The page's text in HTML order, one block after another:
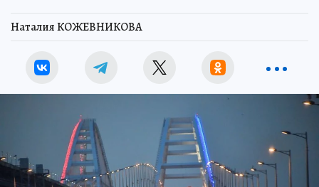
Наталия КОЖЕВНИКОВА